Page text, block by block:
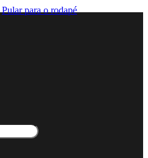
Pular para o rodapé